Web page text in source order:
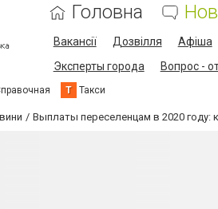
Головна
Вакансії Дозвілля Афіша
Эксперты города
Вопрос -
Т Такси
Выплаты переселенцам в 2020